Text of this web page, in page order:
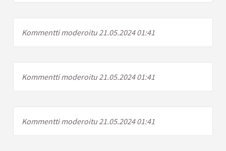
Kommentti moderoitu 21.05.2024 01:41
Kommentti moderoitu 21.05.2024 01:41
Kommentti moderoitu 21.05.2024 01:41